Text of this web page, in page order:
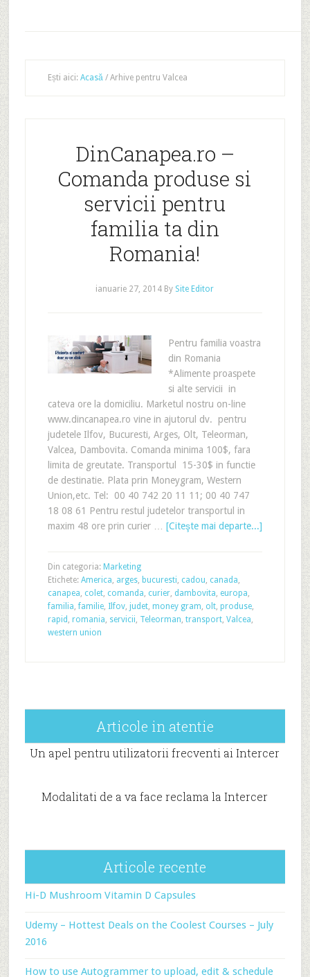
Ești aici: Acasă /Arhive pentru Valcea
DinCanapea.ro –
Comanda produse si
servicii pentru
familia ta din
Romania!
ianuarie 27, 2014 By Site Editor
Pentru familia voastra
din Romania
*Alimente proaspete
si alte servicii in
cateva ore la domiciliu. Marketul nostru on-line
www.dincanapea.ro vine in ajutorul dv. pentru
judetele Ilfov, Bucuresti, Arges, Olt, Teleorman,
Valcea, Dambovita. Comanda minima 100$, fara
limita de greutate. Transportul 15-30$ in functie
de destinatie. Plata prin Moneygram, Western
Union,etc. Tel: 00 40 742 20 11 11; 00 40 747
18 08 61 Pentru restul judetelor transportul in
maxim 48 ore prin curier … [Citeşte mai departe...]
Din categoria: Marketing
Etichete: America, arges, bucuresti, cadou, canada,
canapea, colet, comanda, curier, dambovita, europa,
familia,familie, Ilfov, judet, money gram, olt, produse,
rapid , romania, servicii, Teleorman, transport, Valcea,
western union
Articole in atentie
Un apel pentru utilizatorii frecventi ai Intercer
Modalitati de a va face reclama la Intercer
Articole recente
Hi-D Mushroom Vitamin D Capsules
Udemy – Hottest Deals on the Coolest Courses – July
2016
How to use Autogrammer to upload, edit & schedule